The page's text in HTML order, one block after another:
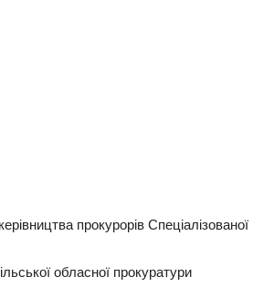
прокурорів Спеціалізованої
обласної прокуратури